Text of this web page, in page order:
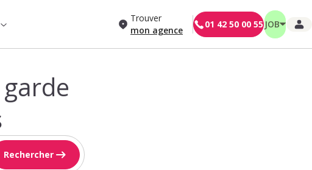
Trouver
mon agence
01 42 50 00 55 JOB
Rechercher